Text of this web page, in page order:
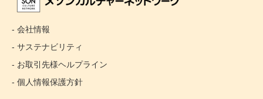
- 会社情報
- サステナビリティ
- お取引先様ヘルプライン
- 個人情報保護方針